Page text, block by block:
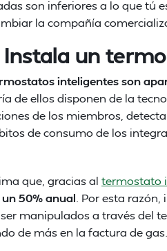
son inferiores a lo que tú
la compañía
un
inteligentes son
de ellos disponen de la
de los miembros,
de consumo de los
que, gracias al termostato
50% anual . Por esta
manipulados a través del
de más en la factura de gas.